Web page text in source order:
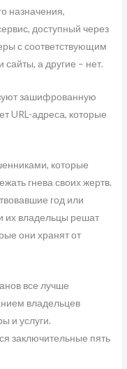
назначения,
доступный через
с соответствующим
сайты, а другие – нет.
зашифрованную
URL-адреса, которые
которые
гнева своих жертв.
год или
их владельцы решат
они хранят от
все лучше
владельцев
и услуги.
заключительные пять